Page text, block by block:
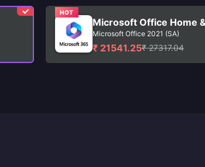
HOT
Microsoft Office Home
Microsoft Office 2021 (SA)
₹ 21541.25₹ 27317.04